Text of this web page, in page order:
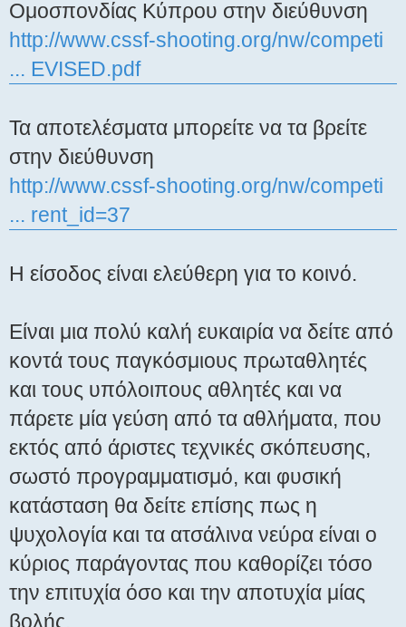
Ομοσπονδίας Κύπρου στην διεύθυνση
http://www.cssf-shooting.org/nw/competi
... EVISED.pdf
Τα αποτελέσματα μπορείτε να τα βρείτε
στην διεύθυνση
http://www.cssf-shooting.org/nw/competi
... rent_id=37
Η είσοδος είναι ελεύθερη για το κοινό.
Είναι μια πολύ καλή ευκαιρία να δείτε από
κοντά τους παγκόσμιους πρωταθλητές
και τους υπόλοιπους αθλητές και να
πάρετε μία γεύση από τα αθλήματα, που
εκτός από άριστες τεχνικές σκόπευσης,
σωστό προγραμματισμό, και φυσική
κατάσταση θα δείτε επίσης πως η
ψυχολογία και τα ατσάλινα νεύρα είναι ο
κύριος παράγοντας που καθορίζει τόσο
την επιτυχία όσο και την αποτυχία μίας
βολής.